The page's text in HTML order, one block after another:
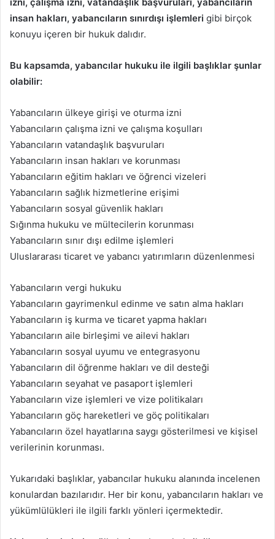
insan hakları, yabancıların sınırdışı işlemleri gibi birçok
konuyu içeren bir hukuk dalıdır.
Bu kapsamda, yabancılar hukuku ile ilgili başlıklar şunlar
olabilir:
Yabancıların ülkeye girişi ve oturma izni
Yabancıların çalışma izni ve çalışma koşulları
Yabancıların vatandaşlık başvuruları
Yabancıların insan hakları ve korunması
Yabancıların eğitim hakları ve öğrenci vizeleri
Yabancıların sağlık hizmetlerine erişimi
Yabancıların sosyal güvenlik hakları
Sığınma hukuku ve mültecilerin korunması
Yabancıların sınır dışı edilme işlemleri
Uluslararası ticaret ve yabancı yatırımların düzenlenmesi
Yabancıların vergi hukuku
Yabancıların gayrimenkul edinme ve satın alma hakları
Yabancıların iş kurma ve ticaret yapma hakları
Yabancıların aile birleşimi ve ailevi hakları
Yabancıların sosyal uyumu ve entegrasyonu
Yabancıların dil öğrenme hakları ve dil desteği
Yabancıların seyahat ve pasaport işlemleri
Yabancıların vize işlemleri ve vize politikaları
Yabancıların göç hareketleri ve göç politikaları
Yabancıların özel hayatlarına saygı gösterilmesi ve kişisel
verilerinin korunması.
Yukarıdaki başlıklar, yabancılar hukuku alanında incelenen
konulardan bazılarıdır. Her bir konu, yabancıların hakları ve
yükümlülükleri ile ilgili farklı yönleri içermektedir.